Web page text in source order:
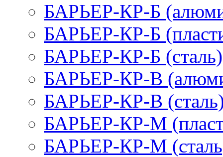
БАРЬЕР-КР-Б
БАРЬЕР-КР-Б
БАРЬЕР-КР-Б (сталь)
БАРЬЕР-КР-В
БАРЬЕР-КР-В
БАРЬЕР-КР-М
БАРЬЕР-КР-М